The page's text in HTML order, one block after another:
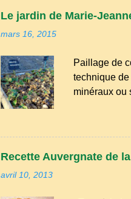
naïf).
Le jardin de Marie-
mars 16, 2015
Paillage de
technique
minéraux ou
conserve
d'atteindre
intempéries
Amélioration
Recette Auvergnate de
avril 10, 2013